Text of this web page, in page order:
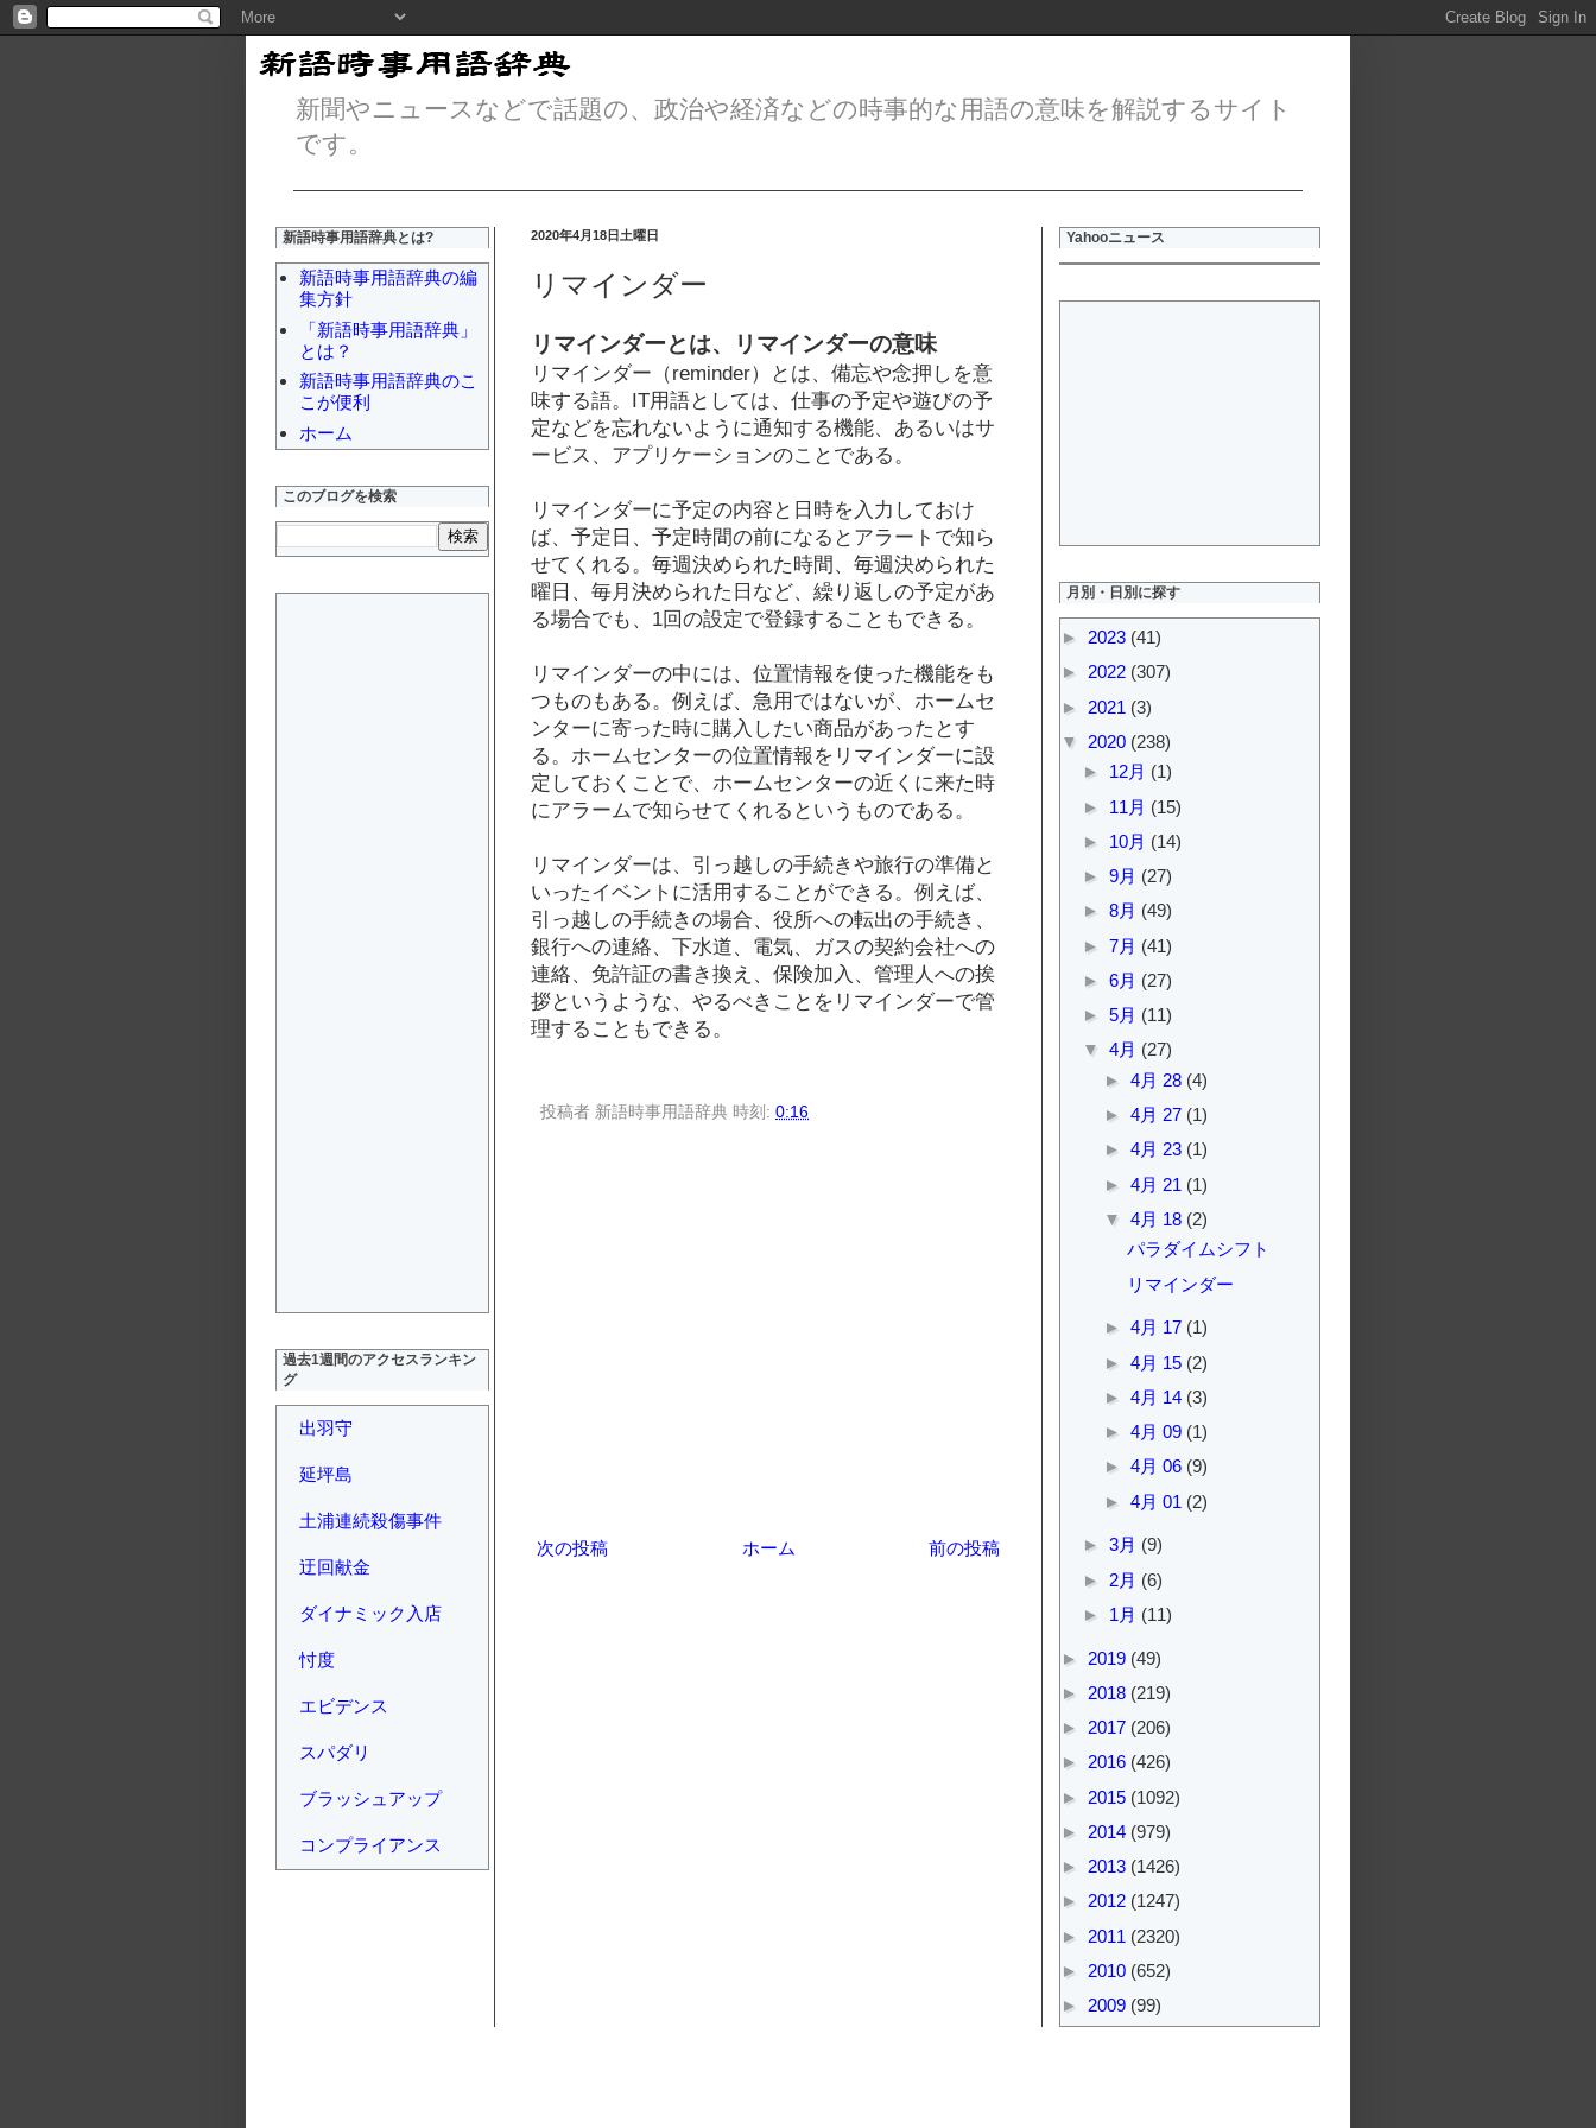
新聞やニュースなどで話題の、政治や経済などの時事的な用語の意味を解説するサイト
です。
2020年4月18日土曜日
リマインダー
リマインダーとは、リマインダーの意味
リマインダー（reminder）とは、備忘や念押しを意
味する語。IT用語としては、仕事の予定や遊びの予
定などを忘れないように通知する機能、あるいはサ
ービス、アプリケーションのことである。
リマインダーに予定の内容と日時を入力しておけ
ば、予定日、予定時間の前になるとアラートで知ら
せてくれる。毎週決められた時間、毎週決められた
曜日、毎月決められた日など、繰り返しの予定があ
る場合でも、1回の設定で登録することもできる。
リマインダーの中には、位置情報を使った機能をも
つものもある。例えば、急用ではないが、ホームセ
ンターに寄った時に購入したい商品があったとす
る。ホームセンターの位置情報をリマインダーに設
定しておくことで、ホームセンターの近くに来た時
にアラームで知らせてくれるというものである。
リマインダーは、引っ越しの手続きや旅行の準備と
いったイベントに活用することができる。例えば、
引っ越しの手続きの場合、役所への転出の手続き、
銀行への連絡、下水道、電気、ガスの契約会社への
連絡、免許証の書き換え、保険加入、管理人への挨
拶というような、やるべきことをリマインダーで管
理することもできる。
投稿者 新語時事用語辞典 時刻: 0:16
次の投稿 前の投稿
ホーム
新語時事用語辞典とは?
新語時事用語辞典の編
集方針
「新語時事用語辞典」
とは？
新語時事用語辞典のこ
こが便利
ホーム
このブログを検索
過去1週間のアクセスランキン
グ
出羽守
延坪島
土浦連続殺傷事件
迂回献金
ダイナミック入店
忖度
エビデンス
スパダリ
ブラッシュアップ
コンプライアンス
Yahooニュース
月別・日別に探す
► 2023 (41)
► 2022 (307)
► 2021 (3)
▼ 2020 (238)
► 12月 (1)
► 11月 (15)
► 10月 (14)
► 9月 (27)
► 8月 (49)
► 7月 (41)
► 6月 (27)
► 5月 (11)
▼ 4月 (27)
► 4月 28 (4)
► 4月 27 (1)
► 4月 23 (1)
► 4月 21 (1)
▼ 4月 18 (2)
パラダイムシフト
リマインダー
► 4月 17 (1)
► 4月 15 (2)
► 4月 14 (3)
► 4月 09 (1)
► 4月 06 (9)
► 4月 01 (2)
► 3月 (9)
► 2月 (6)
► 1月 (11)
► 2019 (49)
► 2018 (219)
► 2017 (206)
► 2016 (426)
► 2015 (1092)
► 2014 (979)
► 2013 (1426)
► 2012 (1247)
► 2011 (2320)
► 2010 (652)
► 2009 (99)